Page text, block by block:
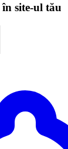
în site-ul tău